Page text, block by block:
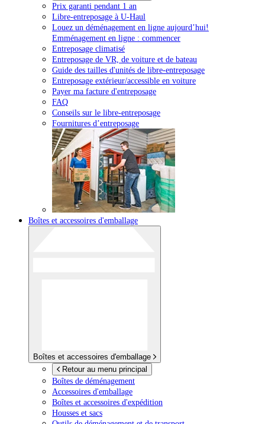
Prix garanti pendant 1 an
Libre-entreposage à U-Haul
Louez un déménagement en ligne aujourd’hui!
Emménagement en ligne : commencer
Entreposage climatisé
Entreposage de VR, de voiture et de bateau
Guide des tailles d'unités de libre-entreposage
Entreposage extérieur/accessible en voiture
Payer ma facture d'entreposage
FAQ
Conseils sur le libre-entreposage
Fournitures d’entreposage
Boîtes et accessoires d'emballage
Boîtes et accessoires d'emballage
Retour au menu principal
Boîtes de déménagement
Accessoires d'emballage
Boîtes et accessoires d'expédition
Housses et sacs